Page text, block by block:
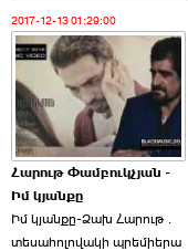
2017-12-13 01:29:00
Հարութ Փամբուկչյան -
Իմ կյանքը
Իմ կյանքը-Ձախ Հարnւթ․
տեuաhnլnվակի պրեմիերա